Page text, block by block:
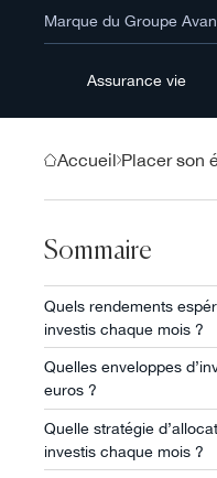
Marque du Groupe
Assurance vie
Accueil Placer son
Sommaire
Quels rendements
investis chaque mois ?
Quelles enveloppes
euros ?
Quelle stratégie
investis chaque mois ?